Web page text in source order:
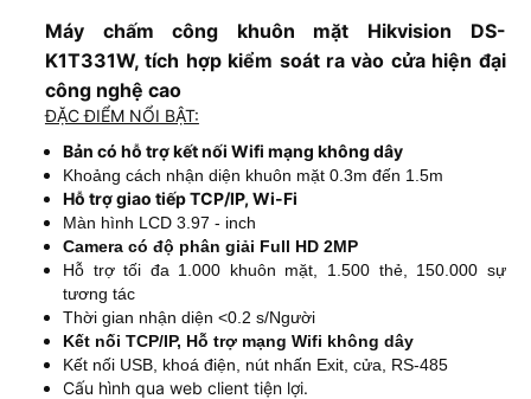
Máy chấm công khuôn mặt Hikvision DS-
K1T331W, tích hợp kiểm soát ra vào cửa hiện đại
công nghệ cao
ĐẶC ĐIỂM NỔI BẬT:
Bản có hỗ trợ kết nối Wifi mạng không dây
Khoảng cách nhận diện khuôn mặt 0.3m đến 1.5m
Hỗ trợ giao tiếp TCP/IP, Wi-Fi
Màn hình LCD 3.97 - inch
Camera có độ phân giải Full HD 2MP
Hỗ trợ tối đa 1.000 khuôn mặt, 1.500 thẻ, 150.000 sự
tương tác
Thời gian nhận diện <0.2 s/Người
Kết nối TCP/IP, Hỗ trợ mạng Wifi không dây
Kết nối USB, khoá điện, nút nhấn Exit, cửa, RS-485
Cấu hình qua web client tiện lợi.